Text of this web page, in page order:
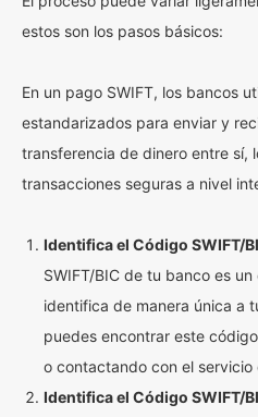
estos son los pasos básicos:
En un pago SWIFT, los bancos
estandarizados para enviar y
transferencia de dinero entre sí,
transacciones seguras a nivel
Identifica el Código SWIFT/
SWIFT/BIC de tu banco es
identifica de manera única a
puedes encontrar este
o contactando con el servicio
Identifica el Código SWIFT/